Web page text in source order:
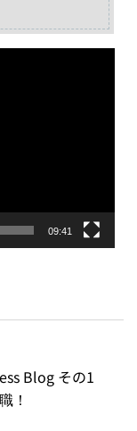
09:41
Blog その1
！